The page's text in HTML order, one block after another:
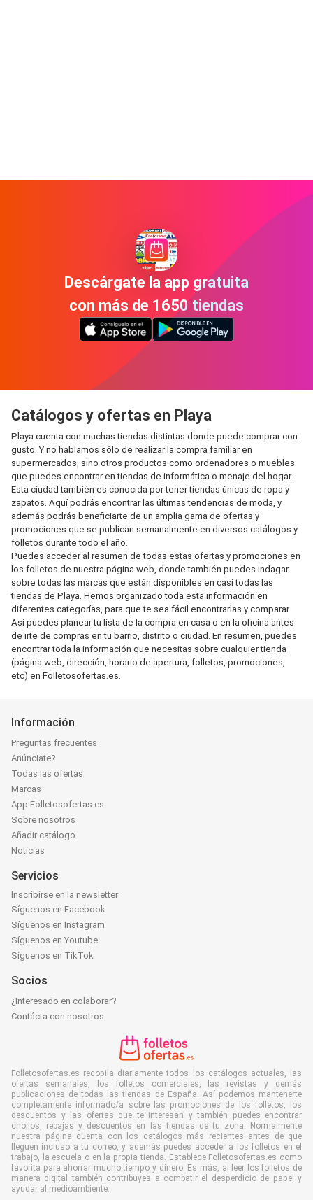
Descárgate la app gratuita
con más de 1650 tiendas
Catálogos y ofertas en Playa
Playa cuenta con muchas tiendas distintas donde puede comprar con
gusto. Y no hablamos sólo de realizar la compra familiar en
supermercados, sino otros productos como ordenadores o muebles
que puedes encontrar en tiendas de informática o menaje del hogar.
Esta ciudad también es conocida por tener tiendas únicas de ropa y
zapatos. Aquí podrás encontrar las últimas tendencias de moda, y
además podrás beneficiarte de un amplia gama de ofertas y
promociones que se publican semanalmente en diversos catálogos y
folletos durante todo el año.
Puedes acceder al resumen de todas estas ofertas y promociones en
los folletos de nuestra página web, donde también puedes indagar
sobre todas las marcas que están disponibles en casi todas las
tiendas de Playa. Hemos organizado toda esta información en
diferentes categorías, para que te sea fácil encontrarlas y comparar.
Así puedes planear tu lista de la compra en casa o en la oficina antes
de irte de compras en tu barrio, distrito o ciudad. En resumen, puedes
encontrar toda la información que necesitas sobre cualquier tienda
(página web, dirección, horario de apertura, folletos, promociones,
etc) en Folletosofertas.es.
Información
Preguntas frecuentes
Anúnciate?
Todas las ofertas
Marcas
App Folletosofertas.es
Sobre nosotros
Añadir catálogo
Noticias
Servicios
Inscribirse en la newsletter
Síguenos en Facebook
Síguenos en Instagram
Síguenos en Youtube
Síguenos en TikTok
Socios
¿Interesado en colaborar?
Contácta con nosotros
Folletosofertas.es recopila diariamente todos los catálogos actuales, las
ofertas semanales, los folletos comerciales, las revistas y demás
publicaciones de todas las tiendas de España. Así podemos mantenerte
completamente informado/a sobre las promociones de los folletos, los
descuentos y las ofertas que te interesan y también puedes encontrar
chollos, rebajas y descuentos en las tiendas de tu zona. Normalmente
nuestra página cuenta con los catálogos más recientes antes de que
lleguen incluso a tu correo, y además puedes acceder a los folletos en el
trabajo, la escuela o en la propia tienda. Establece Folletosofertas.es como
favorita para ahorrar mucho tiempo y dinero. Es más, al leer los folletos de
manera digital también contribuyes a combatir el desperdicio de papel y
ayudar al medioambiente.